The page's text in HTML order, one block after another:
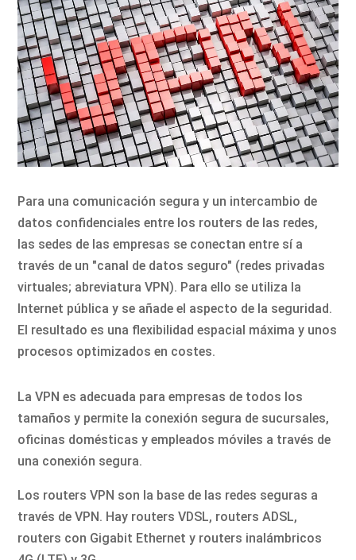
Para una comunicación segura y un intercambio de
datos confidenciales entre los routers de las redes,
las sedes de las empresas se conectan entre sí a
través de un "canal de datos seguro" (redes privadas
virtuales; abreviatura VPN). Para ello se utiliza la
Internet pública y se añade el aspecto de la seguridad.
El resultado es una flexibilidad espacial máxima y unos
procesos optimizados en costes.
La VPN es adecuada para empresas de todos los
tamaños y permite la conexión segura de sucursales,
oficinas domésticas y empleados móviles a través de
una conexión segura.
Los routers VPN son la base de las redes seguras a
través de VPN. Hay routers VDSL, routers ADSL,
routers con Gigabit Ethernet y routers inalámbricos